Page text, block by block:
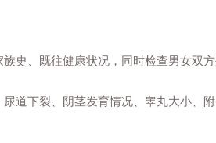
、既往健康状况，同时检查男女双方
下裂、阴茎发育情况、睾丸大小、附